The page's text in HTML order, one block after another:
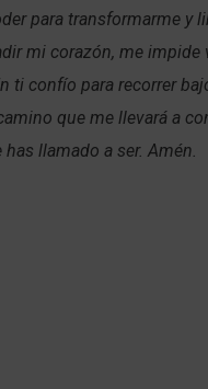
para transformarme y
mi corazón, me impide
ti confío para recorrer
que me llevará a
llamado a ser. Amén.